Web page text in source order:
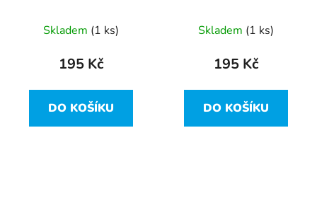
Skladem (1 ks)
195 Kč
DO KOŠÍKU
Skladem (1 ks)
195 Kč
DO KOŠÍKU